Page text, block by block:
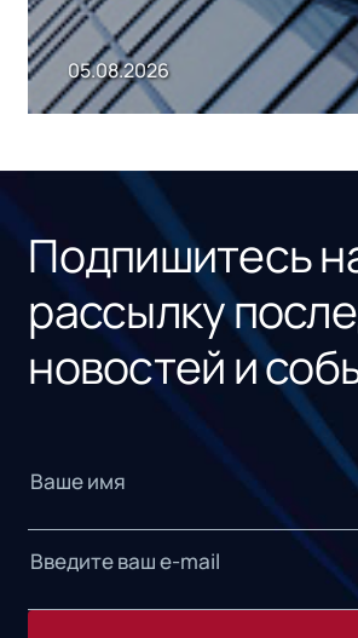
05.08.2026
Подпишитесь
рассылку
новостей и